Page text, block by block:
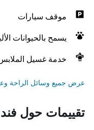
موقف سيارات
يسمح بالحيوانات
خدمة غسيل
عرض جميع وسائل الراحة
تقييمات حول